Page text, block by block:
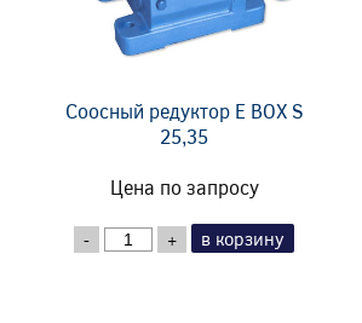
Соосный редуктор E BOX S
25,35
Цена по запросу
- + в корзину